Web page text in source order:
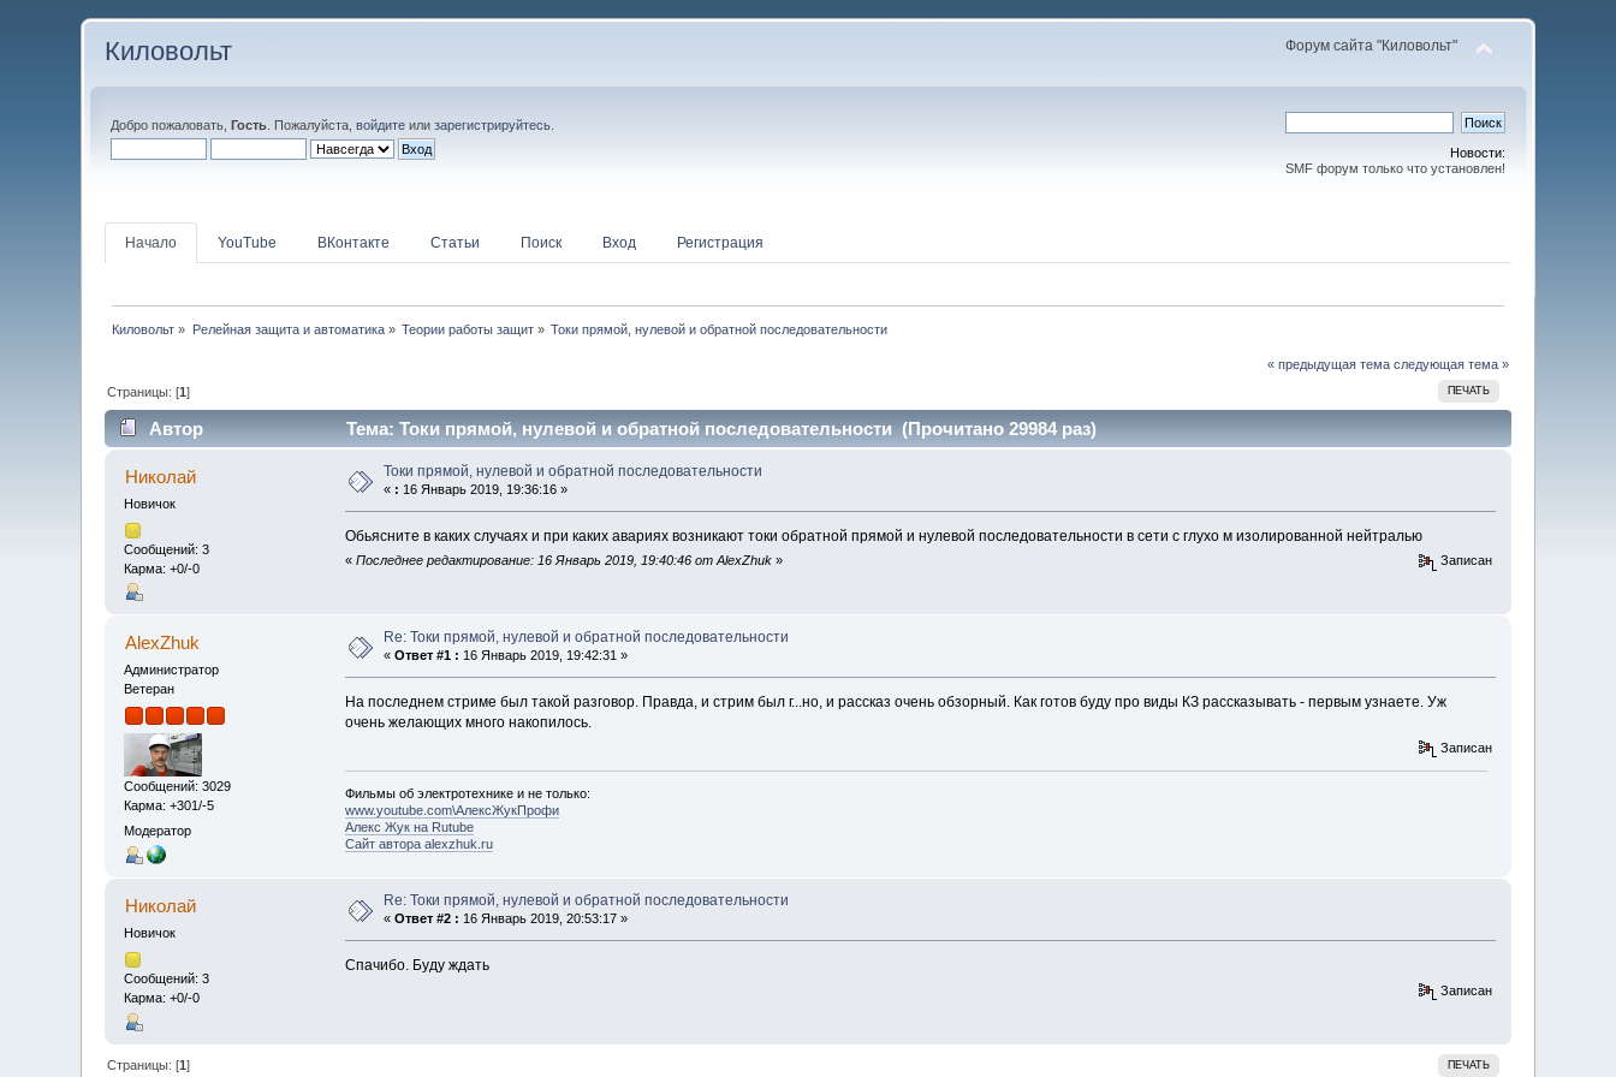
Киловольт Форум сайта "Киловольт"
Добро пожаловать,Гость . Пожалуйста,войдите илизарегистрируйтесь
Новости:
SMF форум только что установлен!
Начало YouTube ВКонтакте Статьи Поиск Вход Регистрация
Киловольт » Релейная защита и автоматика» Теории работы защит » Токи прямой, нулевой и обратной последовательности
« предыдущая тема следующая тема »
ПЕЧАТЬ
Страницы: [1]
Автор Тема: Токи прямой, нулевой и обратной последовательности (Прочитано 29984 раз)
Николай
Новичок
Сообщений: 3
Карма: +0/-0
Токи прямой, нулевой и обратной последовательности
« : 16 Январь 2019, 19:36:16 »
Обьясните в каких случаях и при каких авариях возникают токи обратной прямой и нулевой последовательности в сети с глухо м изолированной нейтралью
« Последнее редактирование: 16 Январь 2019, 19:40:46 от AlexZhuk» Записан
AlexZhuk
Администратор
Ветеран
Сообщений: 3029
Карма: +301/-5
Модератор
Re: Токи прямой, нулевой и обратной последовательности
«Ответ #1 : 16 Январь 2019, 19:42:31 »
На последнем стриме был такой разговор. Правда, и стрим был г...но, и рассказ очень обзорный. Как готов буду про виды КЗ рассказывать - первым узнаете. Уж
очень желающих много накопилось.
Записан
Фильмы об электротехнике и не только:
www.youtube.com\АлексЖукПрофи
Алекс Жук на Rutube
Сайт автора alexzhuk.ru
Николай
Новичок
Сообщений: 3
Карма: +0/-0
Re: Токи прямой, нулевой и обратной последовательности
«Ответ #2 : 16 Январь 2019, 20:53:17 »
Спачибо. Буду ждать
Записан
ПЕЧАТЬ
Страницы: [1]